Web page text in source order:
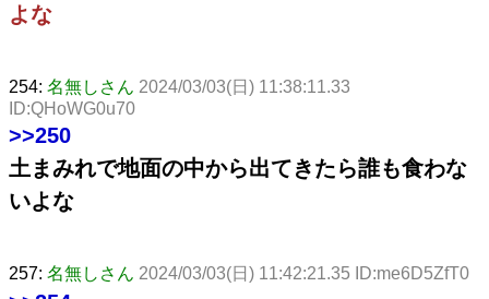
よな
254: 名無しさん 2024/03/03(日) 11:38:11.33
ID:QHoWG0u70
>>250
土まみれで地面の中から出てきたら誰も食わな
いよな
257: 名無しさん 2024/03/03(日) 11:42:21.35 ID:me6D5ZfT0